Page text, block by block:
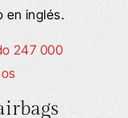
en inglés.
247 000